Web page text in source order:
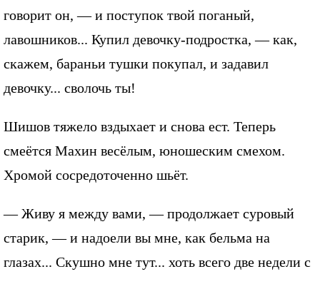
говорит он, — и поступок твой поганый,
лавошников... Купил девочку-подростка, — как,
скажем, бараньи тушки покупал, и задавил
девочку... сволочь ты!
Шишов тяжело вздыхает и снова ест. Теперь
смеётся Махин весёлым, юношеским смехом.
Хромой сосредоточенно шьёт.
— Живу я между вами, — продолжает суровый
старик, — и надоели вы мне, как бельма на
глазах... Скушно мне тут... хоть всего две недели с